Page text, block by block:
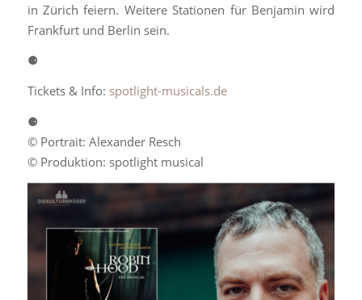
in Zürich feiern. Weitere Stationen für Benjamin wird
Frankfurt und Berlin sein.
⚈
Tickets & Info: spotlight-musicals.de
⚈
© Portrait: Alexander Resch
© Produktion: spotlight musical